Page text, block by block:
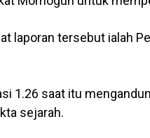
laporan tersebut ialah
1.26 saat itu
sejarah.